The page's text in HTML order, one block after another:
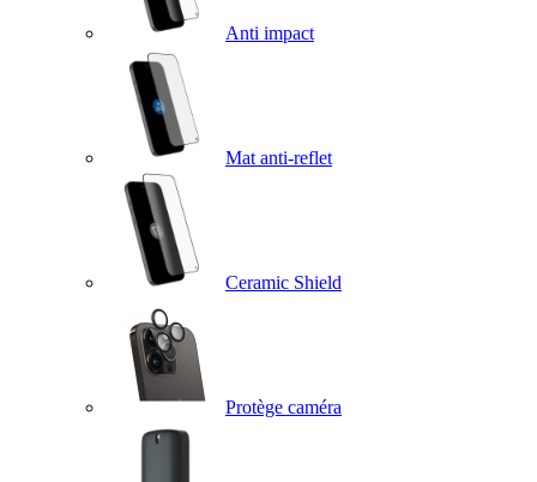
Anti impact
Mat anti-reflet
Ceramic Shield
Protège caméra